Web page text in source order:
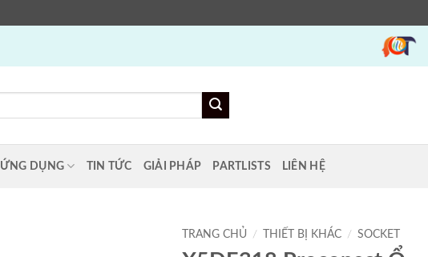
ỨNG DỤNG TIN TỨC GIẢI PHÁP PARTLISTS LIÊN HỆ
TRANG CHỦ / THIẾT BỊ KHÁC / SOCKET